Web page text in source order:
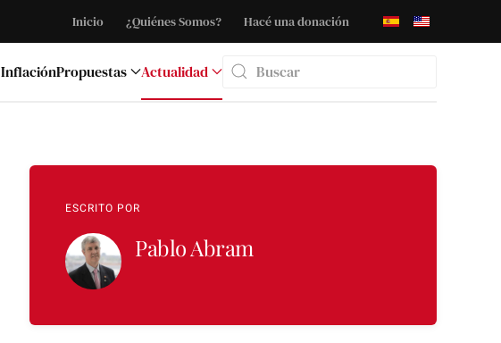
Inicio ¿Quiénes Somos? Hacé una donación
InflaciónPropuestas
Actualidad
Type 2 or more characters for results.
ESCRITO POR
Pablo Abram